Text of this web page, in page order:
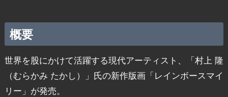
概要
世界を股にかけて活躍する現代アーティスト、「村上 隆
（むらかみ たかし）」氏の新作版画「レインボースマイ
リー」が発売。